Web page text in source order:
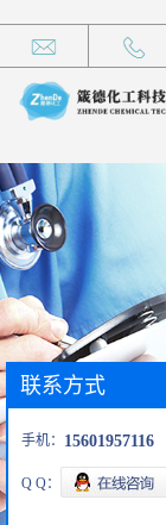
联系方式
手机： 15601957116
Q Q：